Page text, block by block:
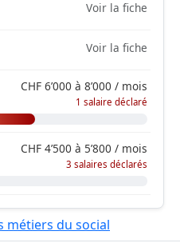
Voir la fiche
Voir la fiche
CHF 6’000 à 8’000 / mois
1 salaire déclaré
CHF 4’500 à 5’800 / mois
3 salaires déclarés
métiers du social